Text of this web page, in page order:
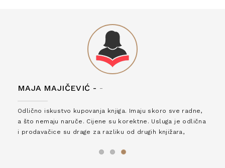
MAJA MAJIČEVIĆ - -
Odlično iskustvo kupovanja knjiga. Imaju skoro sve radne,
a što nemaju naruče. Cijene su korektne. Usluga je odlična
i prodavačice su drage za razliku od drugih knjižara,